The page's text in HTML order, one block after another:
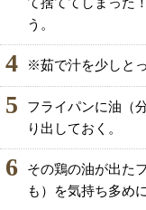
う。
4 ※茹で汁を少しと
5
フライパンに油（
り出しておく。
6
その鶏の油が出た
も）を気持ち多め